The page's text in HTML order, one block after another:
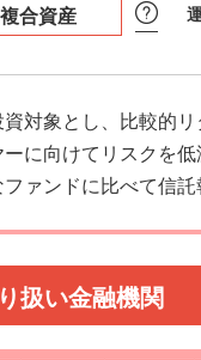
複合資産
対象とし、比較的
に向けてリスクを
ァンドに比べて信託
扱い金融機関